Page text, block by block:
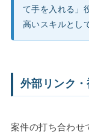
て手を入れる」
高いスキルとし
外部リンク
案件の打ち合わせ